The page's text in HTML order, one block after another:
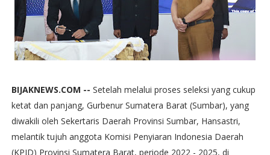
BIJAKNEWS.COM -- Setelah melalui proses seleksi yang cukup
ketat dan panjang, Gurbenur Sumatera Barat (Sumbar), yang
diwakili oleh Sekertaris Daerah Provinsi Sumbar, Hansastri,
melantik tujuh anggota Komisi Penyiaran Indonesia Daerah
(KPID) Provinsi Sumatera Barat, periode 2022 - 2025, di